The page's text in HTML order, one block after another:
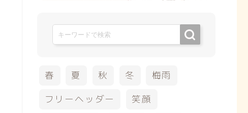
春 夏 秋 冬
梅雨
フリーヘッダー
笑顔